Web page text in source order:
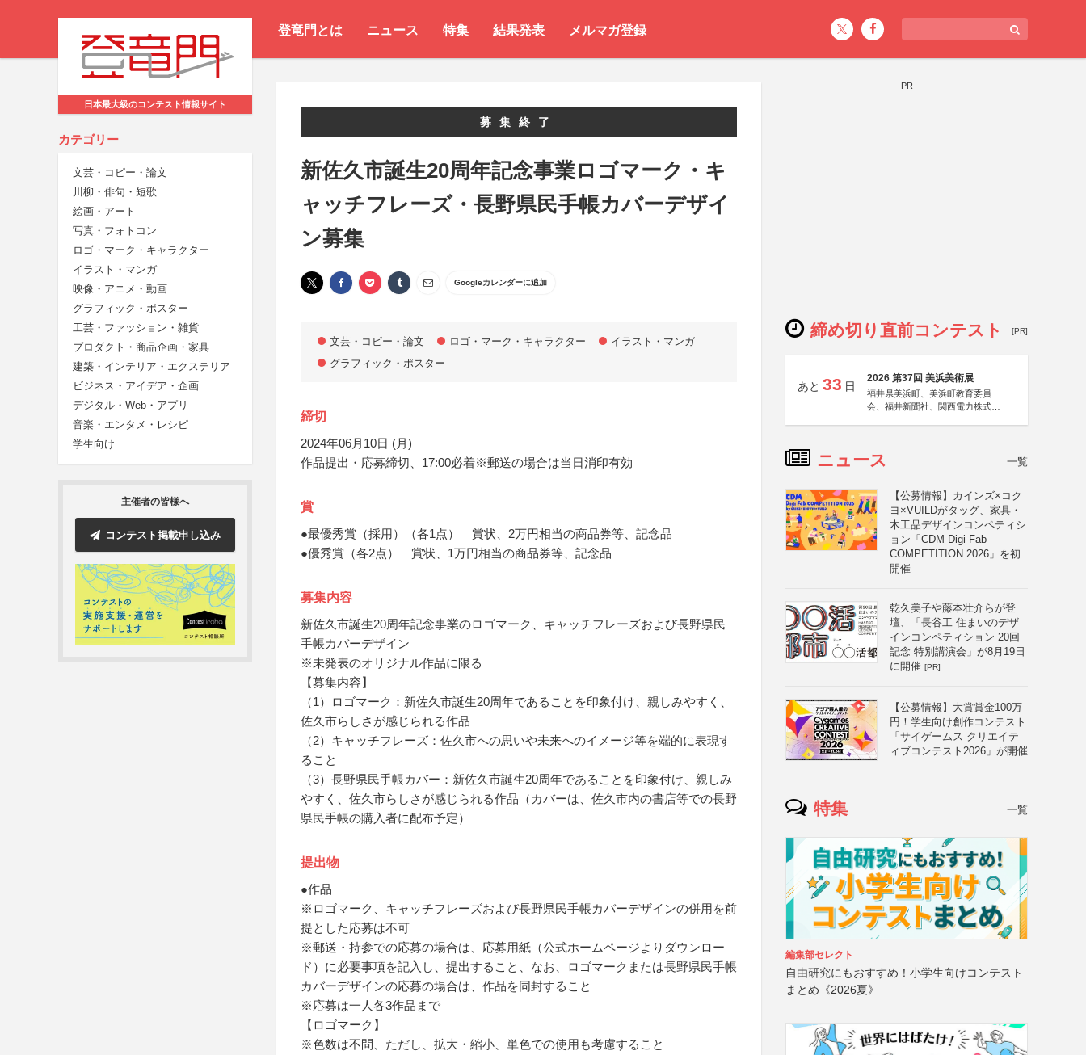
登竜門とは ニュース 特集 結果発表 メルマガ登録
日本最大級のコンテスト情報サイト
カテゴリー
文芸・コピー・論文
川柳・俳句・短歌
絵画・アート
写真・フォトコン
ロゴ・マーク・キャラクター
イラスト・マンガ
映像・アニメ・動画
グラフィック・ポスター
工芸・ファッション・雑貨
プロダクト・商品企画・家具
建築・インテリア・エクステリア
ビジネス・アイデア・企画
デジタル・Web・アプリ
音楽・エンタメ・レシピ
学生向け
主催者の皆様へ
コンテスト掲載申し込み
募集終了
新佐久市誕生20周年記念事業ロゴマーク・キ
ャッチフレーズ・長野県民手帳カバーデザイ
ン募集
Googleカレンダーに追加
文芸・コピー・論文 ロゴ・マーク・キャラクター
イラスト・マンガ
グラフィック・ポスター
締切
2024年06月10日 (月)
作品提出・応募締切、17:00必着※郵送の場合は当日消印有効
賞
●最優秀賞（採用）（各1点） 賞状、2万円相当の商品券等、記念品
●優秀賞（各2点） 賞状、1万円相当の商品券等、記念品
募集内容
新佐久市誕生20周年記念事業のロゴマーク、キャッチフレーズおよび長野県民
手帳カバーデザイン
※未発表のオリジナル作品に限る
【募集内容】
（1）ロゴマーク：新佐久市誕生20周年であることを印象付け、親しみやすく、
佐久市らしさが感じられる作品
（2）キャッチフレーズ：佐久市への思いや未来へのイメージ等を端的に表現す
ること
（3）長野県民手帳カバー：新佐久市誕生20周年であることを印象付け、親しみ
やすく、佐久市らしさが感じられる作品（カバーは、佐久市内の書店等での長野
県民手帳の購入者に配布予定）
提出物
●作品
※ロゴマーク、キャッチフレーズおよび長野県民手帳カバーデザインの併用を前
提とした応募は不可
※郵送・持参での応募の場合は、応募用紙（公式ホームページよりダウンロー
ド）に必要事項を記入し、提出すること、なお、ロゴマークまたは長野県民手帳
カバーデザインの応募の場合は、作品を同封すること
※応募は一人各3作品まで
【ロゴマーク】
※色数は不問、ただし、拡大・縮小、単色での使用も考慮すること
PR
締め切り直前コンテスト [PR]
あと 33 日
2026 第37回 美浜美術展
福井県美浜町、美浜町教育委員
会、福井新聞社、関西電力株式会
ニュース 一覧
【公募情報】カインズ×コク
ヨ×VUILDがタッグ、家具・
木工品デザインコンペティシ
ョン「CDM Digi Fab
COMPETITION 2026」を初
開催
乾久美子や藤本壮介らが登
壇、「長谷工 住まいのデザ
インコンペティション 20回
記念 特別講演会」が8月19日
に開催 [PR]
【公募情報】大賞賞金100万
円！学生向け創作コンテスト
「サイゲームス クリエイテ
ィブコンテスト2026」が開催
特集 一覧
編集部セレクト
自由研究にもおすすめ！小学生向けコンテスト
まとめ《2026夏》